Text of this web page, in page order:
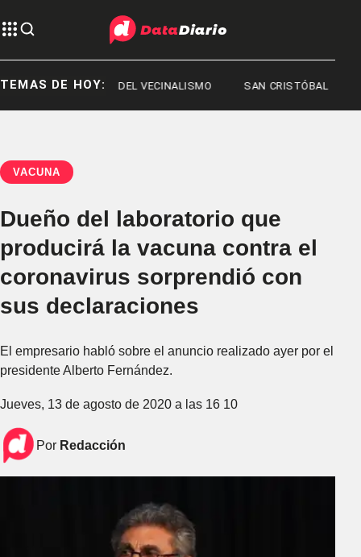
TEMAS DE HOY:MES DEL VECINALISMO SAN CRISTÓBAL
VACUNA
Dueño del laboratorio que
producirá la vacuna contra el
coronavirus sorprendió con
sus declaraciones
El empresario habló sobre el anuncio realizado ayer por el
presidente Alberto Fernández.
Jueves, 13 de agosto de 2020 a las 16 10
Por Redacción